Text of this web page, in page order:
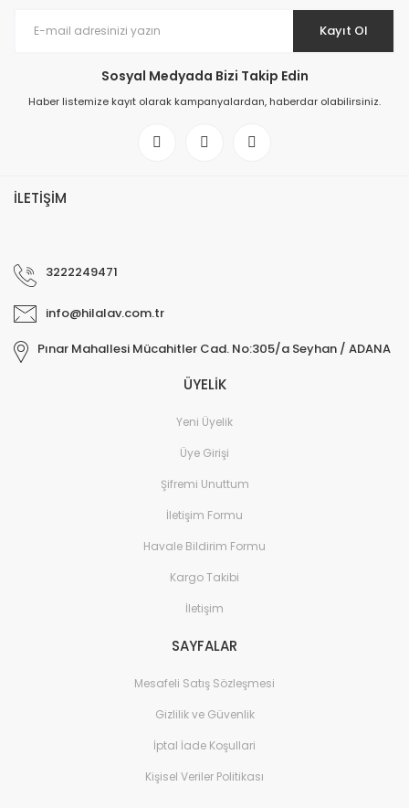
Kayıt Ol
Sosyal Medyada Bizi Takip Edin
Haber listemize kayıt olarak kampanyalardan, haberdar olabilirsiniz.
İLETİŞİM
3222249471
info@hilalav.com.tr
Pınar Mahallesi Mücahitler Cad. No:305/a Seyhan / ADANA
ÜYELİK
Yeni Üyelik
Üye Girişi
Şifremi Unuttum
İletişim Formu
Havale Bildirim Formu
Kargo Takibi
İletişim
SAYFALAR
Mesafeli Satış Sözleşmesi
Gizlilik ve Güvenlik
İptal İade Koşullari
Kişisel Veriler Politikası